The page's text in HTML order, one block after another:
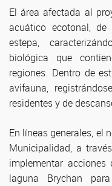
El área afectada al
acuático ecotonal,
estepa,
biológica que
regiones. Dentro de
avifauna,
residentes y de
En líneas generales, el
Municipalidad, a
implementar
laguna Brychan